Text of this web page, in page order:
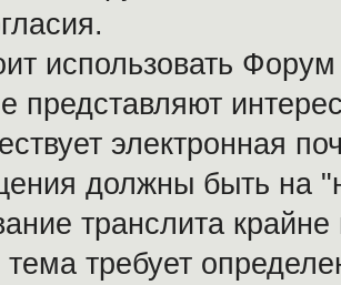
использовать
представляют
электронная
должны быть на
транслита
требует